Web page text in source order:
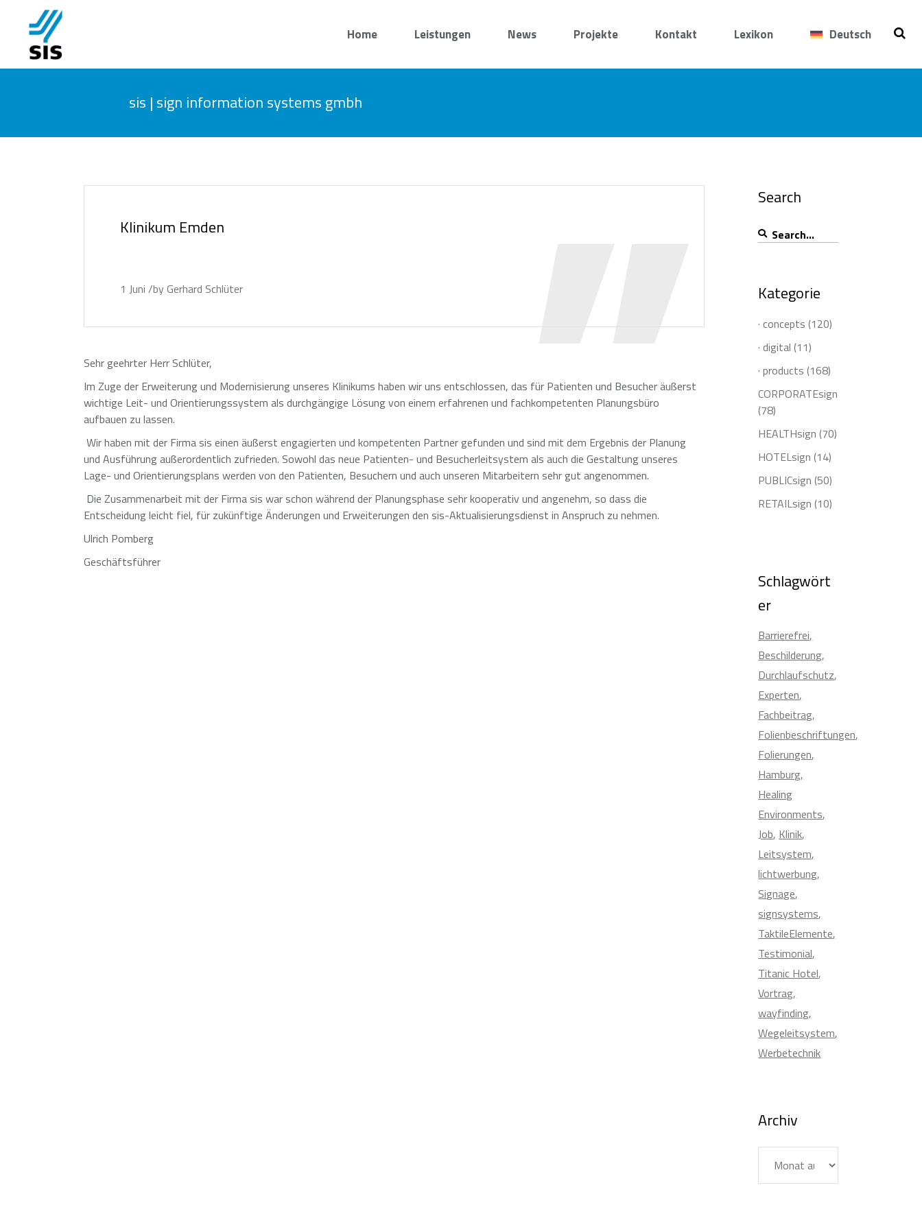
Home Leistungen News Projekte Kontakt Lexikon Deutsch
sis | sign information systems gmbh
Klinikum Emden
1 Juni byGerhard Schlüter
Sehr geehrter Herr Schlüter,
Im Zuge der Erweiterung und Modernisierung unseres Klinikums haben wir uns entschlossen, das für Patienten und Besucher äußerst
wichtige Leit- und Orientierungssystem als durchgängige Lösung von einem erfahrenen und fachkompetenten Planungsbüro
aufbauen zu lassen.
Wir haben mit der Firma sis einen äußerst engagierten und kompetenten Partner gefunden und sind mit dem Ergebnis der Planung
und Ausführung außerordentlich zufrieden. Sowohl das neue Patienten- und Besucherleitsystem als auch die Gestaltung unseres
Lage- und Orientierungsplans werden von den Patienten, Besuchern und auch unseren Mitarbeitern sehr gut angenommen.
Die Zusammenarbeit mit der Firma sis war schon während der Planungsphase sehr kooperativ und angenehm, so dass die
Entscheidung leicht fiel, für zukünftige Änderungen und Erweiterungen den sis-Aktualisierungsdienst in Anspruch zu nehmen.
Ulrich Pomberg
Geschäftsführer
Search
Search
for:
Kategorie
· concepts (120)
· digital (11)
· products (168)
CORPORATEsign
(78)
HEALTHsign (70)
HOTELsign (14)
PUBLICsign (50)
RETAILsign (10)
Schlagwört
er
Barrierefrei
Beschilderung
Durchlaufschutz
Experten
Fachbeitrag
Folienbeschriftungen
Folierungen
Hamburg
Healing
Environments
Job Klinik
Leitsystem
lichtwerbung
Signage
signsystems
TaktileElemente
Testimonial
Titanic Hotel
Vortrag
wayfinding
Wegeleitsystem
Werbetechnik
Archiv